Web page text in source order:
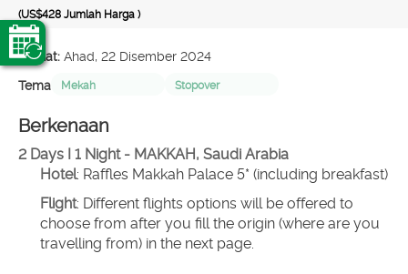
(US$428Jumlah Harga)
Dibuat: Ahad, 22 Disember 2024
Tema
Mekah Stopover
Berkenaan
2 Days I 1 Night - MAKKAH, Saudi Arabia
Hotel: Raffles Makkah Palace 5* (including breakfast)
Flight: Different flights options will be offered to
choose from after you fill the origin (where are you
travelling from) in the next page.